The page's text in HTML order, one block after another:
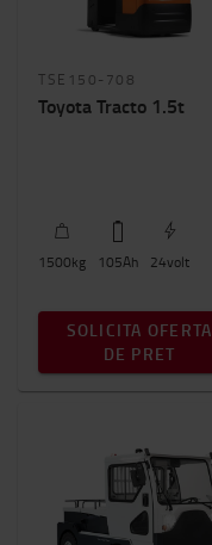
TSE150-708
Toyota Tracto 1.5t
1500kg 105Ah 24volt
SOLICITA OFERTA
DE PRET